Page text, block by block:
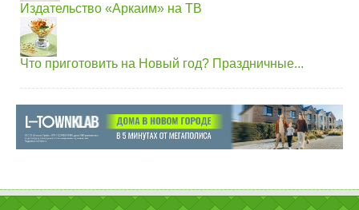
Издательство «Аркаим» на ТВ
Что приготовить на Новый год? Праздничные...